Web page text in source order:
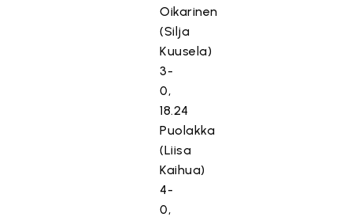
Oikarinen
(Silja
Kuusela)
3-
0,
18.24
Puolakka
(Liisa
Kaihua)
4-
0,